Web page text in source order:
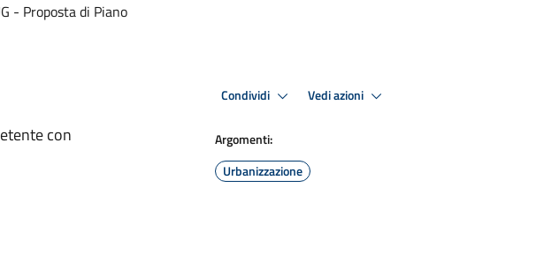
- Proposta di Piano
con
Condividi Vedi azioni
Argomenti:
Urbanizzazione